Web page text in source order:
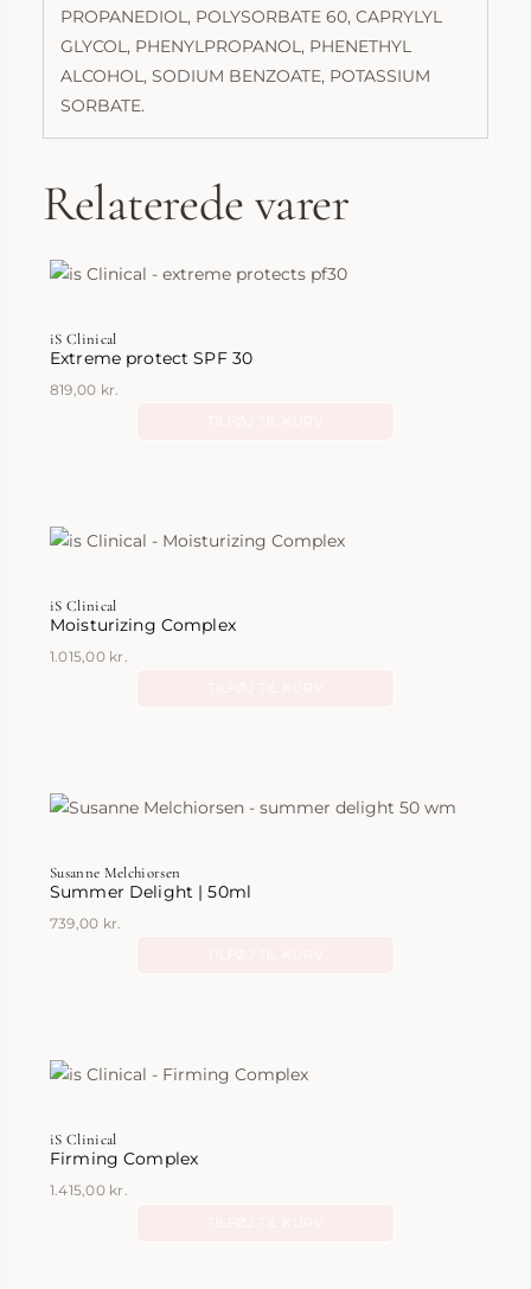
PROPANEDIOL, POLYSORBATE 60, CAPRYLYL
GLYCOL, PHENYLPROPANOL, PHENETHYL
ALCOHOL, SODIUM BENZOATE, POTASSIUM
SORBATE.
Relaterede varer
iS Clinical
Extreme protect SPF 30
819,00 kr.
iS Clinical
Moisturizing Complex
1.015,00 kr.
Susanne Melchiorsen
Summer Delight | 50ml
739,00 kr.
iS Clinical
Firming Complex
1.415,00 kr.